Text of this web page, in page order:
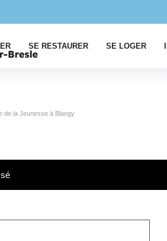
SE RESTAURER SE LOGER
de la Jeunesse à Blangy